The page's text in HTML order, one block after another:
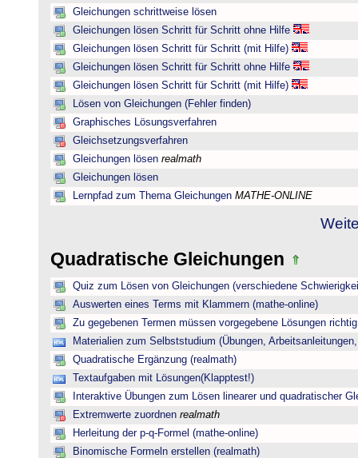
Gleichungen schrittweise lösen
Gleichungen lösen Schritt für Schritt ohne Hilfe
Gleichungen lösen Schritt für Schritt (mit Hilfe)
Gleichungen lösen Schritt für Schritt ohne Hilfe
Gleichungen lösen Schritt für Schritt (mit Hilfe)
Lösen von Gleichungen (Fehler finden)
Graphisches Lösungsverfahren
Gleichsetzungsverfahren
Gleichungen lösen realmath
Gleichungen lösen
Lernpfad zum Thema Gleichungen MATHE-ONLINE
Quadratische Gleichungen
Quiz zum Lösen von Gleichungen (verschiedene
Auswerten eines Terms mit Klammern (mathe-online)
Zu gegebenen Termen müssen vorgegebene Lösungen
Materialien zum Selbststudium (Übungen,
Quadratische Ergänzung (realmath)
Textaufgaben mit Lösungen(Klapptest!)
Interaktive Übungen zum Lösen linearer und quadratischer
Extremwerte zuordnen realmath
Herleitung der p-q-Formel (mathe-online)
Binomische Formeln erstellen (realmath)